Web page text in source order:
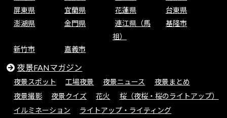
屏東県
宜蘭県 花蓮県
台東県
澎湖県
金門県
連江県（馬
祖）
基隆市
新竹市 嘉義市
夜景FANマガジン
夜景スポット 工場夜景 夜景ニュース
夜景まとめ
夜景撮影
夜景クイズ 花火
桜（夜桜・桜のライトアップ）
イルミネーション
ライトアップ・ライティング